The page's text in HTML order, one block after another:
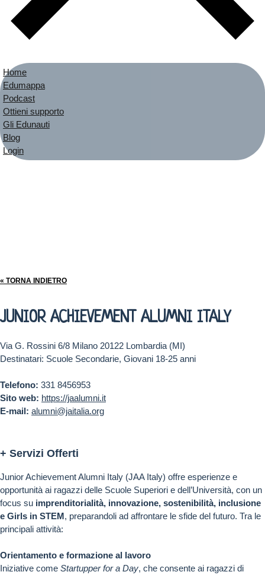
Home
Edumappa
Podcast
Ottieni supporto
Gli Edunauti
Blog
Login
« TORNA INDIETRO
JUNIOR ACHIEVEMENT ALUMNI ITALY
Via G. Rossini 6/8 Milano 20122 Lombardia (MI)
Destinatari: Scuole Secondarie, Giovani 18-25 anni
Telefono: 331 8456953
Sito web: https://jaalumni.it
E-mail: alumni@jaitalia.org
+ Servizi Offerti
Junior Achievement Alumni Italy (JAA Italy) offre esperienze e
opportunità ai ragazzi delle Scuole Superiori e dell’Università, con un
focus su imprenditorialità, innovazione, sostenibilità, inclusione
e Girls in STEM, preparandoli ad affrontare le sfide del futuro. Tra le
principali attività:
Orientamento e formazione al lavoro
Iniziative come Startupper for a Day, che consente ai ragazzi di